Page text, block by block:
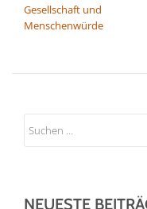
Gesellschaft und
Menschenwürde
NEUESTE